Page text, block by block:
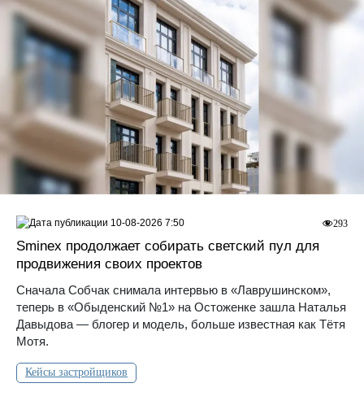
Sminex продолжает собирать светский пул для
продвижения своих проектов
Сначала Собчак снимала интервью в «Лаврушинском»,
теперь в «Обыденский №1» на Остоженке зашла Наталья
Давыдова — блогер и модель, больше известная как Тётя
Мотя.
Кейсы застройщиков
293
10-08-2026 7:50